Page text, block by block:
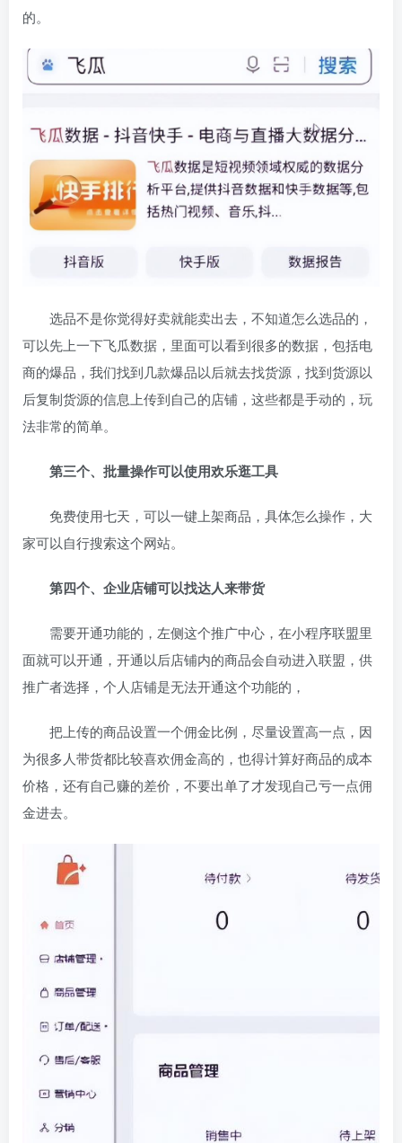
的。
选品不是你觉得好卖就能卖出去，不知道怎么选品的，
可以先上一下飞瓜数据，里面可以看到很多的数据，包括电
商的爆品，我们找到几款爆品以后就去找货源，找到货源以
后复制货源的信息上传到自己的店铺，这些都是手动的，玩
法非常的简单。
第三个、批量操作可以使用欢乐逛工具
免费使用七天，可以一键上架商品，具体怎么操作，大
家可以自行搜索这个网站。
第四个、企业店铺可以找达人来带货
需要开通功能的，左侧这个推广中心，在小程序联盟里
面就可以开通，开通以后店铺内的商品会自动进入联盟，供
推广者选择，个人店铺是无法开通这个功能的，
把上传的商品设置一个佣金比例，尽量设置高一点，因
为很多人带货都比较喜欢佣金高的，也得计算好商品的成本
价格，还有自己赚的差价，不要出单了才发现自己亏一点佣
金进去。